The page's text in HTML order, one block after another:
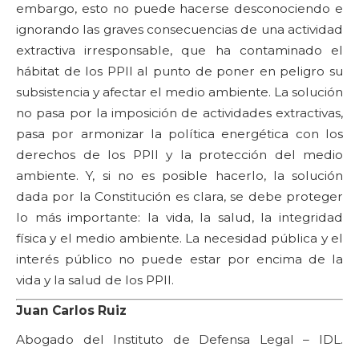
embargo, esto no puede hacerse desconociendo e
ignorando las graves consecuencias de una actividad
extractiva irresponsable, que ha contaminado el
hábitat de los PPII al punto de poner en peligro su
subsistencia y afectar el medio ambiente. La solución
no pasa por la imposición de actividades extractivas,
pasa por armonizar la política energética con los
derechos de los PPII y la protección del medio
ambiente. Y, si no es posible hacerlo, la solución
dada por la Constitución es clara, se debe proteger
lo más importante: la vida, la salud, la integridad
física y el medio ambiente. La necesidad pública y el
interés público no puede estar por encima de la
vida y la salud de los PPII.
Juan Carlos Ruiz
Abogado del Instituto de Defensa Legal – IDL.